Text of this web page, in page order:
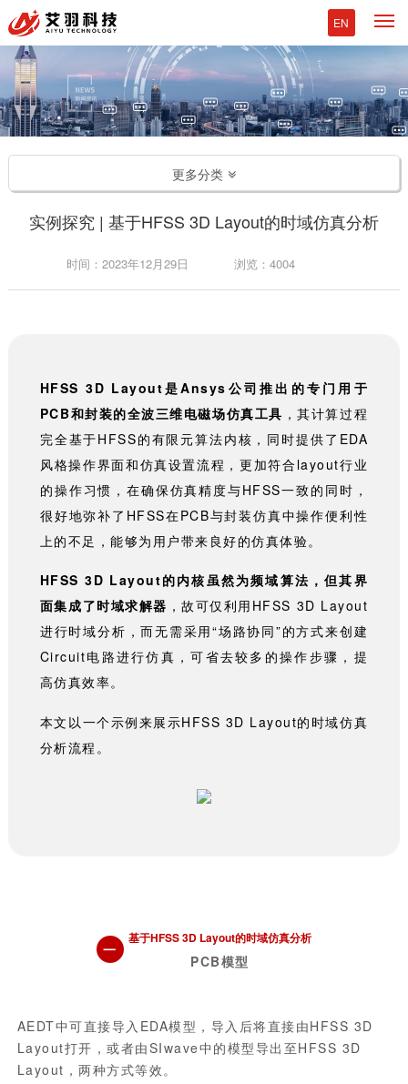
EN
更多分类
实例探究 | 基于HFSS 3D Layout的时域仿真分析
时间：2023年12月29日 浏览：4004
HFSS 3D Layout是Ansys公司推出的专门用于
PCB和封装的全波三维电磁场仿真工具 ，其计算过程
完全基于HFSS的有限元算法内核，同时提供了EDA
风格操作界面和仿真设置流程，更加符合layout行业
的操作习惯，在确保仿真精度与HFSS一致的同时，
很好地弥补了HFSS在PCB与封装仿真中操作便利性
上的不足，能够为用户带来良好的仿真体验。
HFSS 3D Layout的内核虽然为频域算法，但其界
面集成了时域求解器 ，故可仅利用HFSS 3D Layout
进行时域分析，而无需采用“场路协同”的方式来创建
Circuit电路进行仿真，可省去较多的操作步骤，提
高仿真效率。
本文 以一个示例来展示HFSS 3D Layout的时域仿真
分析流程。
一
基于HFSS 3D Layout的时域仿真分析
PCB模型
AEDT中可直接导入EDA模型，导入后将直接由HFSS 3D
Layout打开，或者由SIwave中的模型导出至HFSS 3D
Layout，两种方式等效。